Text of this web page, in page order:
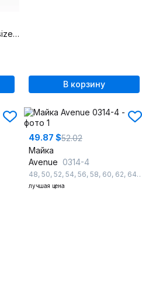
Белый и серый блузон oversize с пайетками на тянущейся основе
В корзину
49.87 $52.02
Майка
Avenue 0314-4
48, 50, 52, 54, 56, 58, 60, 62, 64,
лучшая цена